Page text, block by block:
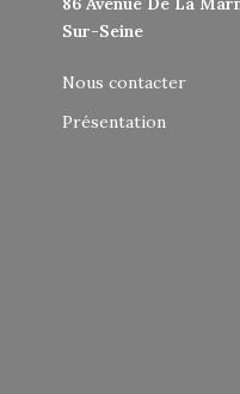
Sur-Seine
Nous contacter
Présentation